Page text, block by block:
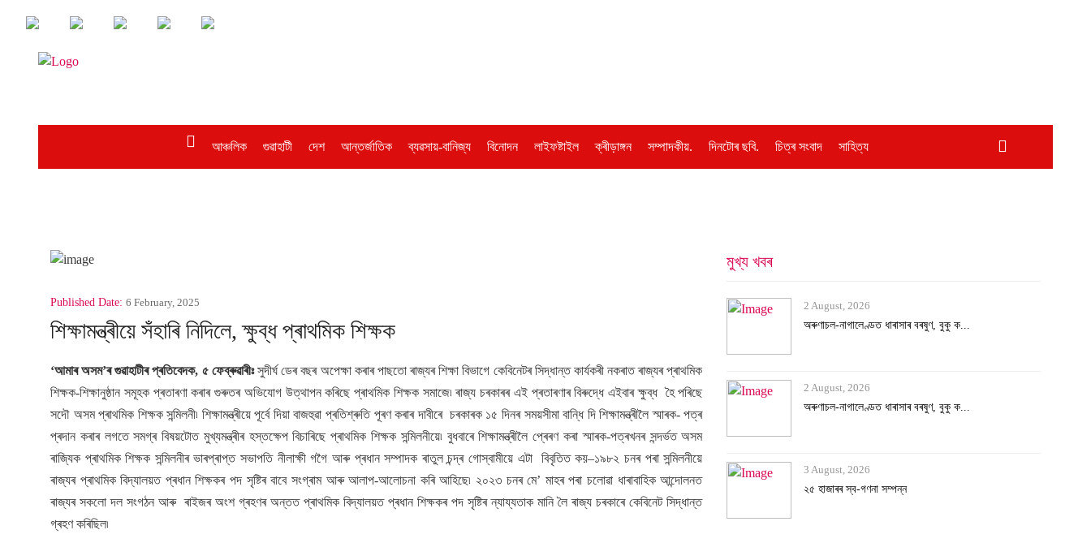
আঞ্চলিক গুৱাহাটী দেশ আন্তৰ্জাতিক ব্যৱসায়-বানিজ্য বিনোদন লাইফষ্টাইল ক্ৰীড়াঙ্গন সম্পাদকীয়. দিনটোৰ ছবি. চিত্ৰ সংবাদ সাহিত্য
Published Date: 6 February, 2025
শিক্ষামন্ত্ৰীয়ে সঁহাৰি নিদিলে, ক্ষুব্ধ প্ৰাথমিক শিক্ষক
‘আমাৰ অসম’ৰ গুৱাহাটীৰ প্ৰতিবেদক, ৫ ফেব্ৰুৱাৰীঃসুদীৰ্ঘ ডেৰ বছৰ অপেক্ষা কৰাৰ পাছতো ৰাজ্যৰ শিক্ষা বিভাগে কেবিনেটৰ সিদ্ধান্ত কাৰ্যকৰী নকৰাত ৰাজ্যৰ প্ৰাথমিক
শিক্ষক-শিক্ষানুষ্ঠান সমূহক প্ৰতাৰণা কৰাৰ গুৰুতৰ অভিযোগ উত্থাপন কৰিছে প্ৰাথমিক শিক্ষক সমাজে৷ ৰাজ্য চৰকাৰৰ এই প্ৰতাৰণাৰ বিৰুদ্ধে এইবাৰ ক্ষুব্ধ হৈ পৰিছে
সদৌ অসম প্ৰাথমিক শিক্ষক সন্মিলনী৷ শিক্ষামন্ত্ৰীয়ে পূৰ্বে দিয়া বাজহুৱা প্ৰতিশ্ৰুতি পূৰণ কৰাৰ দাবীৰে চৰকাৰক ১৫ দিনৰ সময়সীমা বান্ধি দি শিক্ষামন্ত্ৰীলৈ স্মাৰক- পত্ৰ
প্ৰদান কৰাৰ লগতে সমগ্ৰ বিষয়টোত মুখ্যমন্ত্ৰীৰ হস্তক্ষেপ বিচাৰিছে প্ৰাথমিক শিক্ষক সন্মিলনীয়ে৷ বুধবাৰে শিক্ষামন্ত্ৰীলৈ প্ৰেৰণ কৰা স্মাৰক-পত্ৰখনৰ সন্দৰ্ভত অসম
ৰাজ্যিক প্ৰাথমিক শিক্ষক সন্মিলনীৰ ভাৰপ্ৰাপ্ত সভাপতি নীলাক্ষী গগৈ আৰু প্ৰধান সম্পাদক ৰাতুল চন্দ্ৰ গোস্বামীয়ে এটা বিবৃতিত কয়–১৯৮২ চনৰ পৰা সন্মিলনীয়ে
ৰাজ্যৰ প্ৰাথমিক বিদ্যালয়ত প্ৰধান শিক্ষকৰ পদ সৃষ্টিৰ বাবে সংগ্ৰাম আৰু আলাপ-আলোচনা কৰি আহিছে৷ ২০২৩ চনৰ মে’ মাহৰ পৰা চলোৱা ধাৰাবাহিক আন্দোলনত
ৰাজ্যৰ সকলো দল সংগঠন আৰু ৰাইজৰ অংশ গ্ৰহণৰ অন্তত প্ৰাথমিক বিদ্যালয়ত প্ৰধান শিক্ষকৰ পদ সৃষ্টিৰ ন্যায্যতাক মানি লৈ ৰাজ্য চৰকাৰে কেবিনেট সিদ্ধান্ত
গ্ৰহণ কৰিছিল৷
মুখ্য খবৰ
2 August, 2026
অৰুণাচল-নাগালেণ্ডত ধাৰাসাৰ বৰষুণ, বুকু ক...
2 August, 2026
অৰুণাচল-নাগালেণ্ডত ধাৰাসাৰ বৰষুণ, বুকু ক...
3 August, 2026
২৫ হাজাৰৰ স্ব-গণনা সম্পন্ন